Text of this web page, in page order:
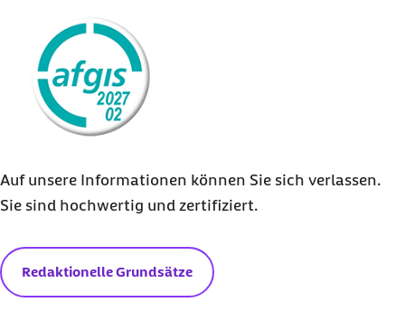
Auf unsere Informationen können Sie sich verlassen.
Sie sind hochwertig und zertifiziert.
Redaktionelle Grundsätze